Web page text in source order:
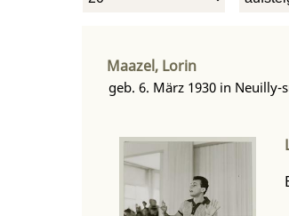
Maazel, Lorin
geb. 6. März 1930 in Neuilly-